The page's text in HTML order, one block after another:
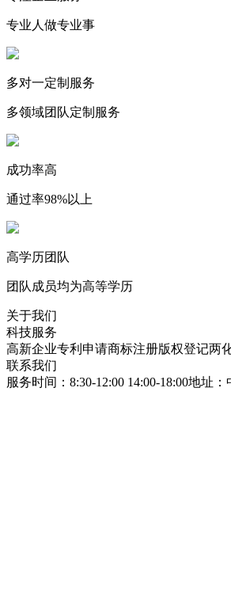
专业人做专业事
多对一定制服务
多领域团队定制服务
成功率高
通过率98%以上
高学历团队
团队成员均为高等学历
关于我们
科技服务
高新企业专利申请商标注册版权登记两
联系我们
服务时间：8:30-12:00 14:00-18:00地址：